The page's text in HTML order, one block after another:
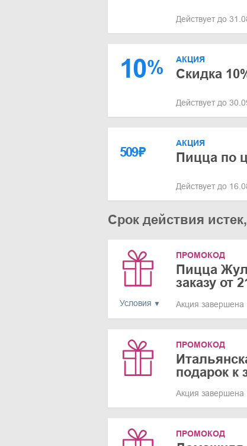
Действует до
10% АКЦИЯ
Скидка
Действует до
509₽
АКЦИЯ
Пицца по
Действует до
Срок действия
Условия
ПРОМОКОД
Пицца
заказу от
Акция завершена
ПРОМОКОД
подарок к
Акция завершена
ПРОМОКОД